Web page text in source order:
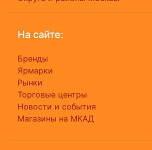
На сайте:
Бренды
Ярмарки
Рынки
Торговые центры
Новости и события
Магазины на МКАД